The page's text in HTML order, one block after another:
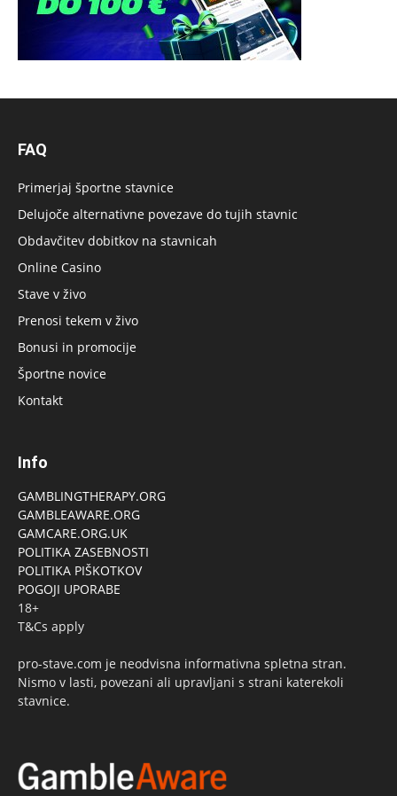
FAQ
Primerjaj športne stavnice
Delujoče alternativne povezave do tujih stavnic
Obdavčitev dobitkov na stavnicah
Online Casino
Stave v živo
Prenosi tekem v živo
Bonusi in promocije
Športne novice
Kontakt
Info
GAMBLINGTHERAPY.ORG
GAMBLEAWARE.ORG
GAMCARE.ORG.UK
POLITIKA ZASEBNOSTI
POLITIKA PIŠKOTKOV
POGOJI UPORABE
18+
T&Cs apply
pro-stave.com je neodvisna informativna spletna stran.
Nismo v lasti, povezani ali upravljani s strani katerekoli
stavnice.